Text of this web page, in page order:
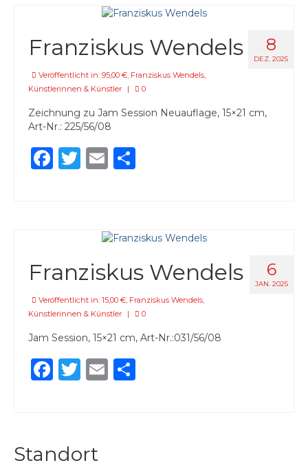
Eva Maria Enders
Dorothea Kirsch
Nina Midi
Daniela Polz
Stefanie Schmeink
Isa Steinhäuser
Helke Stiebel
Rita Thompson
8
DEZ. 2025
Franziskus Wendels
Veröffentlicht in: 95,00 €, Franziskus Wendels,
Künstlerinnen & Künstler
| 0
Zeichnung zu Jam Session Neuauflage, 15×21 cm,
Art-Nr.: 225/56/08
Facebook
Twitter
Email
6
JAN. 2025
Franziskus Wendels
Veröffentlicht in: 15,00 € Franziskus Wendels
Künstlerinnen & Künstler
| 0
Jam Session, 15×21 cm, Art-Nr.:031/56/08
Facebook
Twitter
Email
Standort